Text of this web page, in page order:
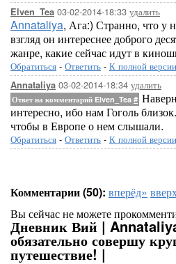
Elven_Tea 03-02-2014-18:33 удалить
Annataliya, Ага:) Странно, что у
взгляд он интереснее доброго
жанре, какие сейчас идут в
Обратиться - Ответить - К полной версии
Annataliya 03-02-2014-18:34 удалить
Ответ на комментарий Elven_Tea #
интересно, ибо нам Гоголь
чтобы в Европе о нем слышали.
Обратиться - Ответить - К полной версии
Комментарии (50): вперёд»
Вы сейчас не можете
Дневник Вий |
обязательно совершу
путешествие! |